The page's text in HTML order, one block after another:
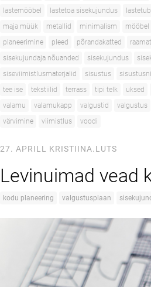
lastemööbel
lastetoa sisekujundus
maja müük
metallid minimalism mööbel
planeerimine
pleed põrandakatted
sisekujundaja nõuanded
sisekujundus
siseviimistlusmaterjalid
sisustus
tee ise
tekstiilid terrass tipi telk uksed
valamu
valamukapp valgustid valgustus
värvimine
viimistlus voodi
27. APRILL KRISTIINA.LUTS
Levinuimad vead
kodu planeering valgustusplaan